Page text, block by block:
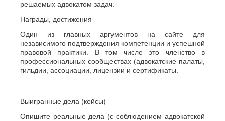
решаемых адвокатом задач.
Награды, достижения
Один из главных аргументов на сайте для
независимого подтверждения компетенции и успешной
правовой практики. В том числе это членство в
профессиональных сообществах (адвокатские палаты,
гильдии, ассоциации, лицензии и сертификаты.
Выигранные дела (кейсы)
Опишите реальные дела (с соблюдением адвокатской